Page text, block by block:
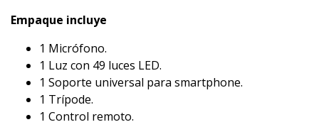
Empaque incluye
1 Micrófono.
1 Luz con 49 luces LED.
1 Soporte universal para smartphone.
1 Trípode.
1 Control remoto.